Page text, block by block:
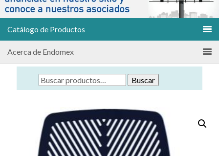
Catálogo de Productos
Acerca de Endomex
Buscar